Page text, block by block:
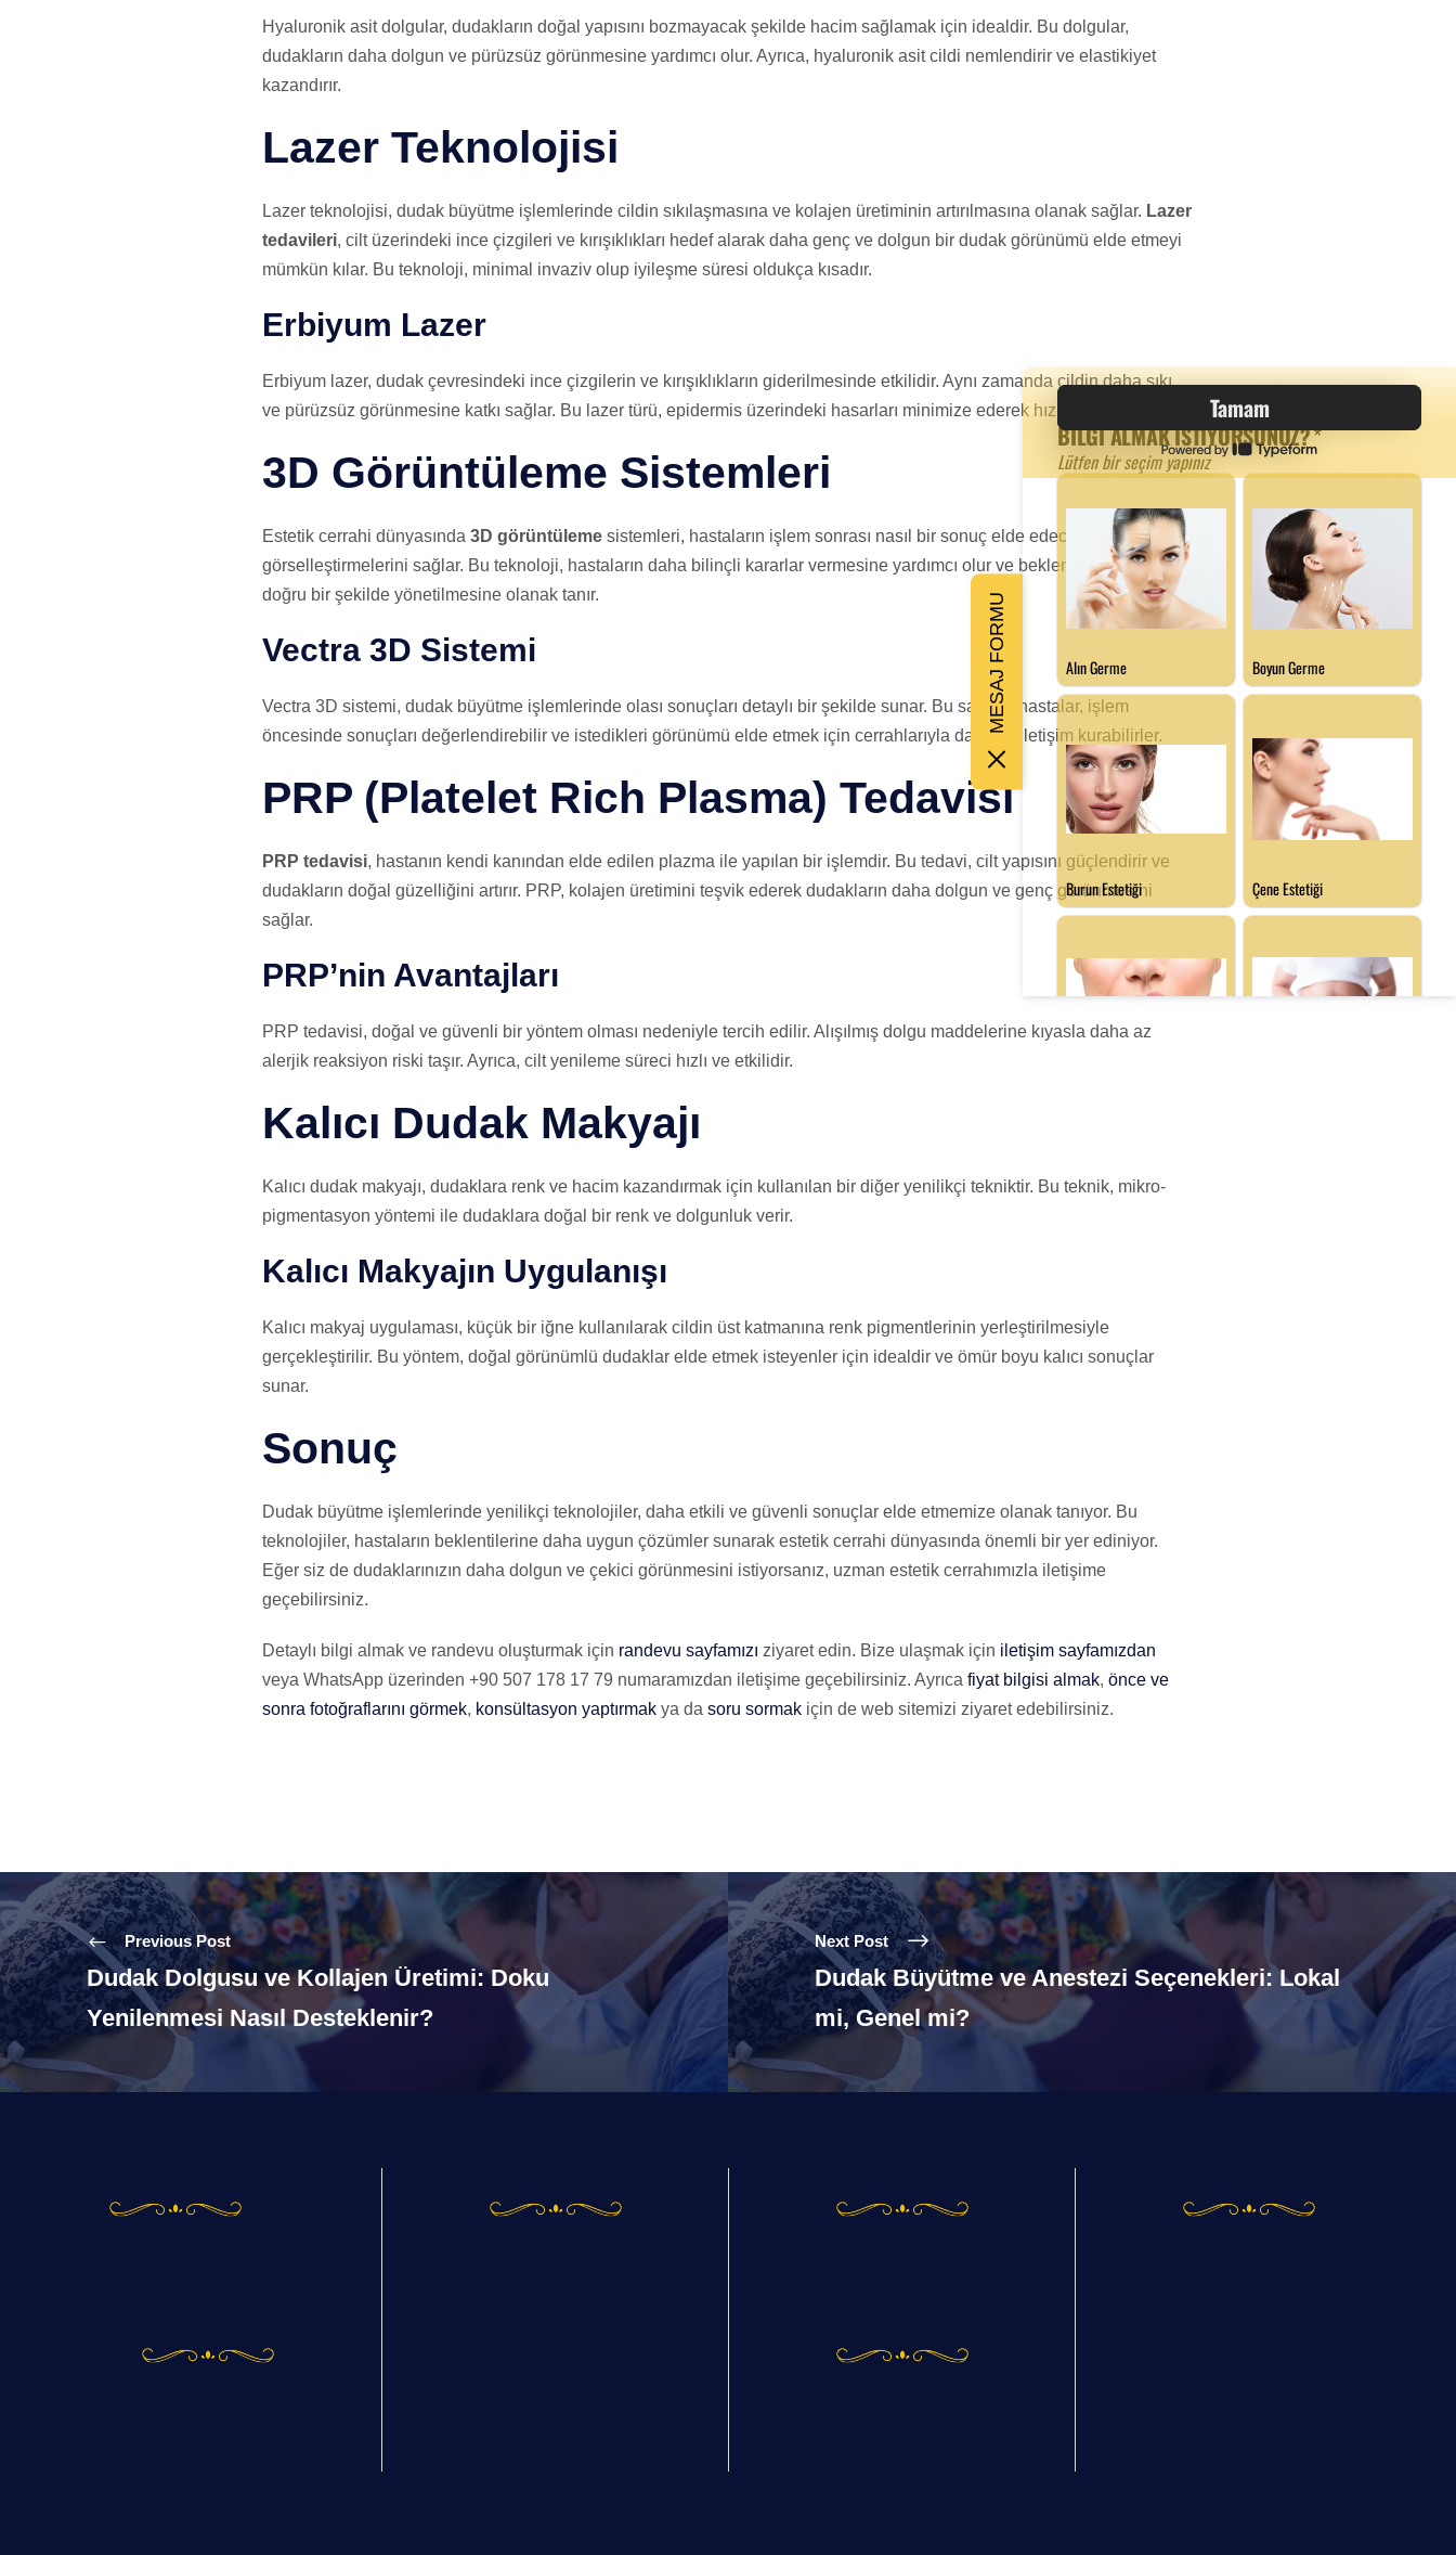
Hyaluronik asit dolgular, dudakların doğal yapısını bozmayacak şekilde hacim sağlamak için idealdir. Bu dolgular,
dudakların daha dolgun ve pürüzsüz görünmesine yardımcı olur. Ayrıca, hyaluronik asit cildi nemlendirir ve elastikiyet
kazandırır.
Lazer Teknolojisi
Lazer teknolojisi, dudak büyütme işlemlerinde cildin sıkılaşmasına ve kolajen üretiminin artırılmasına olanak sağlar. Lazer
tedavileri, cilt üzerindeki ince çizgileri ve kırışıklıkları hedef alarak daha genç ve dolgun bir dudak görünümü elde etmeyi
mümkün kılar. Bu teknoloji, minimal invaziv olup iyileşme süresi oldukça kısadır.
Erbiyum Lazer
Erbiyum lazer, dudak çevresindeki ince çizgilerin ve kırışıklıkların giderilmesinde etkilidir. Aynı zamanda cildin daha sıkı
ve pürüzsüz görünmesine katkı sağlar. Bu lazer türü, epidermis üzerindeki hasarları minimize ederek hızla iyileşme sağlar.
3D Görüntüleme Sistemleri
Estetik cerrahi dünyasında 3D görüntüleme sistemleri, hastaların işlem sonrası nasıl bir sonuç elde edeceklerini
görselleştirmelerini sağlar. Bu teknoloji, hastaların daha bilinçli kararlar vermesine yardımcı olur ve beklentilerin daha
doğru bir şekilde yönetilmesine olanak tanır.
Vectra 3D Sistemi
Vectra 3D sistemi, dudak büyütme işlemlerinde olası sonuçları detaylı bir şekilde sunar. Bu sayede hastalar, işlem
öncesinde sonuçları değerlendirebilir ve istedikleri görünümü elde etmek için cerrahlarıyla daha iyi iletişim kurabilirler.
PRP (Platelet Rich Plasma) Tedavisi
PRP tedavisi, hastanın kendi kanından elde edilen plazma ile yapılan bir işlemdir. Bu tedavi, cilt yapısını güçlendirir ve
dudakların doğal güzelliğini artırır. PRP, kolajen üretimini teşvik ederek dudakların daha dolgun ve genç görünmesini
sağlar.
PRP’nin Avantajları
PRP tedavisi, doğal ve güvenli bir yöntem olması nedeniyle tercih edilir. Alışılmış dolgu maddelerine kıyasla daha az
alerjik reaksiyon riski taşır. Ayrıca, cilt yenileme süreci hızlı ve etkilidir.
Kalıcı Dudak Makyajı
Kalıcı dudak makyajı, dudaklara renk ve hacim kazandırmak için kullanılan bir diğer yenilikçi tekniktir. Bu teknik, mikro-
pigmentasyon yöntemi ile dudaklara doğal bir renk ve dolgunluk verir.
Kalıcı Makyajın Uygulanışı
Kalıcı makyaj uygulaması, küçük bir iğne kullanılarak cildin üst katmanına renk pigmentlerinin yerleştirilmesiyle
gerçekleştirilir. Bu yöntem, doğal görünümlü dudaklar elde etmek isteyenler için idealdir ve ömür boyu kalıcı sonuçlar
sunar.
Sonuç
Dudak büyütme işlemlerinde yenilikçi teknolojiler, daha etkili ve güvenli sonuçlar elde etmemize olanak tanıyor. Bu
teknolojiler, hastaların beklentilerine daha uygun çözümler sunarak estetik cerrahi dünyasında önemli bir yer ediniyor.
Eğer siz de dudaklarınızın daha dolgun ve çekici görünmesini istiyorsanız, uzman estetik cerrahımızla iletişime
geçebilirsiniz.
Detaylı bilgi almak ve randevu oluşturmak için randevu sayfamızı ziyaret edin. Bize ulaşmak için iletişim sayfamızdan
veya WhatsApp üzerinden +90 507 178 17 79 numaramızdan iletişime geçebilirsiniz. Ayrıca fiyat bilgisi almak, önce ve
sonra fotoğraflarını görmek, konsültasyon yaptırmak ya da soru sormak için de web sitemizi ziyaret edebilirsiniz.
Previous Post
Dudak Dolgusu ve Kollajen Üretimi: Doku
Yenilenmesi Nasıl Desteklenir?
Next Post
Dudak Büyütme ve Anestezi Seçenekleri: Lokal
mi, Genel mi?
MESAJ FORMU